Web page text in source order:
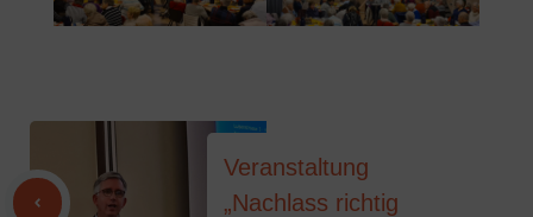
Veranstaltung
„Nachlass richtig